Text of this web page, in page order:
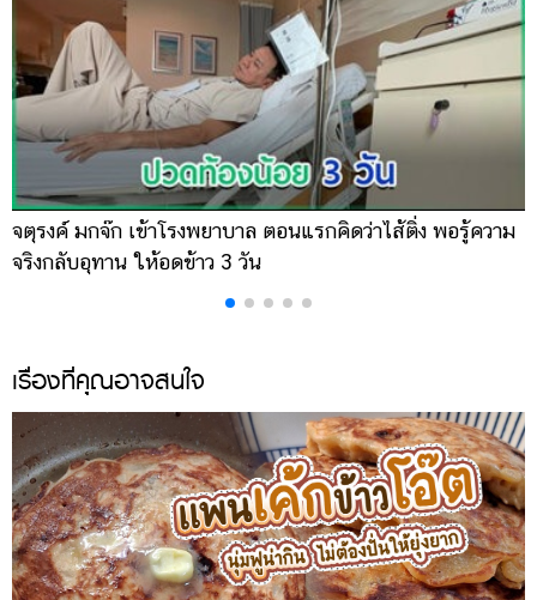
จตุรงค์ มกจ๊ก เข้าโรงพยาบาล ตอนแรกคิดว่าไส้ติ่ง พอรู้ความ
จริงกลับอุทาน ให้อดข้าว 3 วัน
เรื่องที่คุณอาจสนใจ